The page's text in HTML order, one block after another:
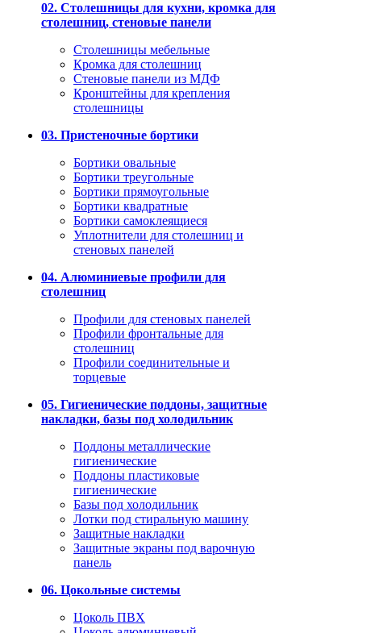
02. Столешницы для кухни, кромка для
столешниц, стеновые панели
Столешницы мебельные
Кромка для столешниц
Стеновые панели из МДФ
Кронштейны для крепления
столешницы
03. Пристеночные бортики
Бортики овальные
Бортики треугольные
Бортики прямоугольные
Бортики квадратные
Бортики самоклеящиеся
Уплотнители для столешниц и
стеновых панелей
04. Алюминиевые профили для
столешниц
Профили для стеновых панелей
Профили фронтальные для
столешниц
Профили соединительные и
торцевые
05. Гигиенические поддоны, защитные
накладки, базы под холодильник
Поддоны металлические
гигиенические
Поддоны пластиковые
гигиенические
Базы под холодильник
Лотки под стиральную машину
Защитные накладки
Защитные экраны под варочную
панель
06. Цокольные системы
Цоколь ПВХ